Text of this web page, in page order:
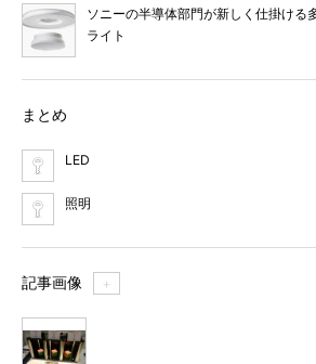
ソニーの半導体部門が新しく仕掛ける
ライト
まとめ
LED
照明
記事画像 ＋